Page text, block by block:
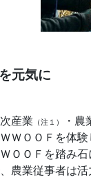
元気に
産業 （注１）
・
ＷＯＯＦを体
ＯＯＦを踏み
農業従事者は活